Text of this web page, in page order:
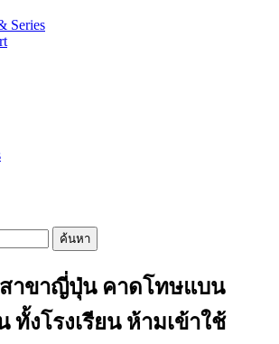
Series
สาขาญี่ปุ่น คาดโทษแบน
ทั้งโรงเรียน ห้ามเข้าใช้